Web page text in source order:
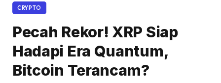
CRYPTO
Pecah Rekor! XRP Siap
Hadapi Era Quantum,
Bitcoin Terancam?